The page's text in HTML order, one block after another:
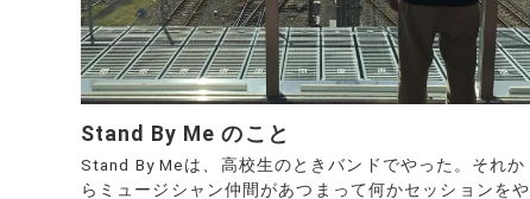
Stand By Me のこと
Stand By Meは、高校生のときバンドでやった。それか
らミュージシャン仲間があつまって何かセッションをや